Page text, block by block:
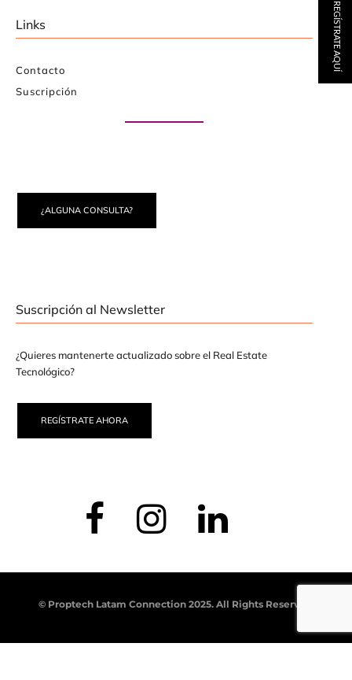
Links
Contacto
Suscripción
¿ALGUNA CONSULTA?
Suscripción al Newsletter
¿Quieres mantenerte actualizado sobre el Real Estate
Tecnológico?
REGÍSTRATE AHORA
© Proptech Latam Connection 2025. All Rights Reserved.
REGÍSTRATE AQUÍ